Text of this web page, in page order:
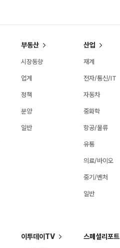
부동산
시장동향
업계
정책
분양
일반
산업
재계
전자/통신/IT
자동차
중화학
항공/물류
유통
의료/바이오
중기/벤처
일반
이투데이TV 스페셜리포트